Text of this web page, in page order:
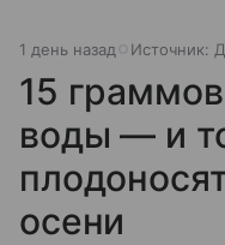
1 день назад Источник:
15
воды — и
осени